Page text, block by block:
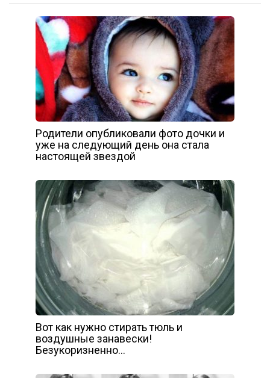
Родители опубликовали фото дочки и
уже на следующий день она стала
настоящей звездой
Вот как нужно стирать тюль и
воздушные занавески!
Безукоризненно…